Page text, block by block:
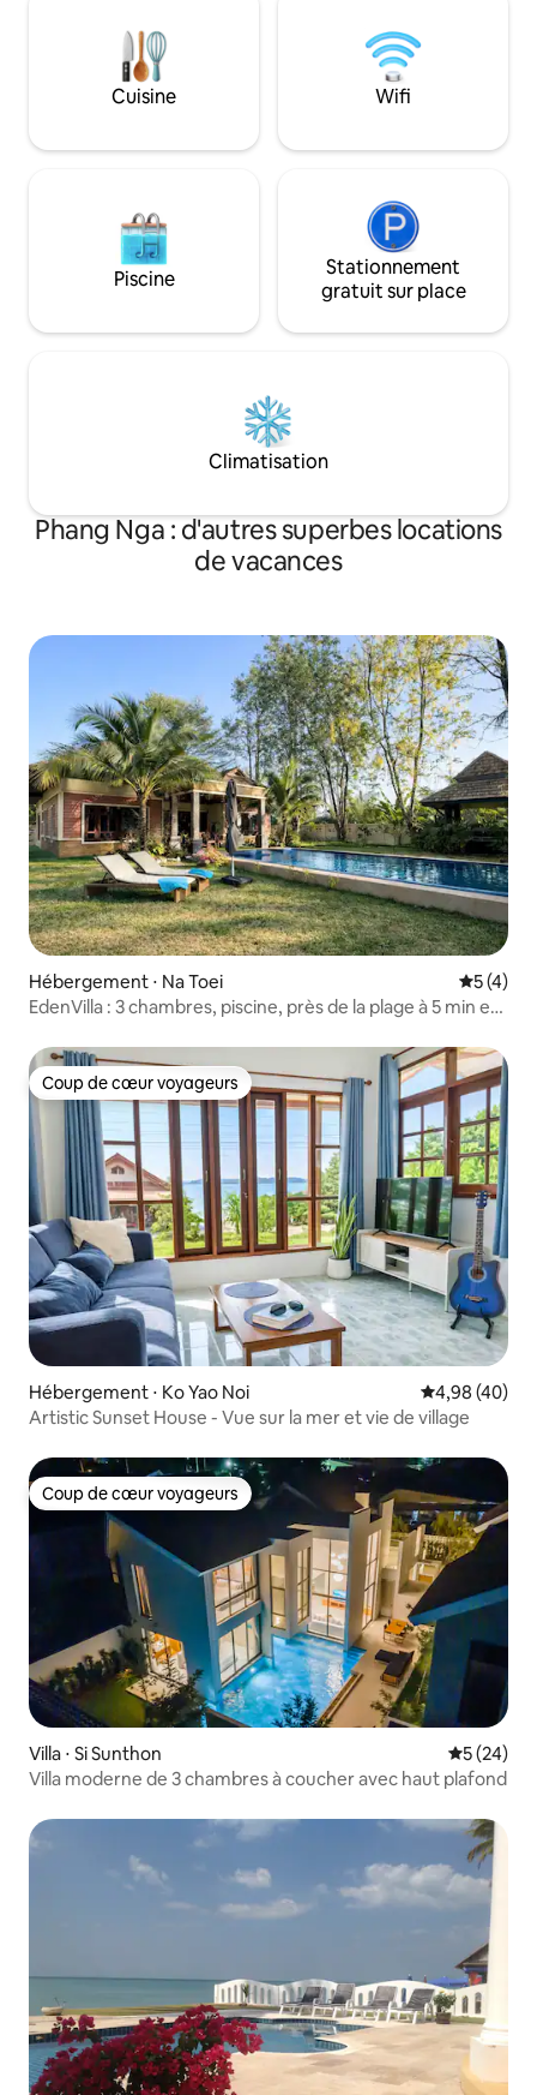
à couper le souffle. La plage de Surin est
à seulement 10 minutes à pied de la villa.
Petit déjeuner et transferts aéroport
aller-retour inclus.
la plage - 5-10 m
Rawai - 1 lit king
matelas - Chambre et cuisine
climatisées, salon
Cuisine Wifi
Piscine
Stationnement
gratuit sur place
Climatisation
Phang Nga : d'autres superbes locations
de vacances
Hébergement ⋅ Na Toei
5 (4)
EdenVilla : 3 chambres, piscine, près de la plage à 5 min en
Coup de cœur voyageurs
Coup de cœur voyageurs
Hébergement ⋅ Ko Yao Noi Évaluation
4,98 (40)
Artistic Sunset House - Vue sur la mer et vie de village
Coup de cœur voyageurs
Coup de cœur voyageurs
Villa ⋅ Si Sunthon
5 (24)
Villa moderne de 3 chambres à coucher avec haut plafond